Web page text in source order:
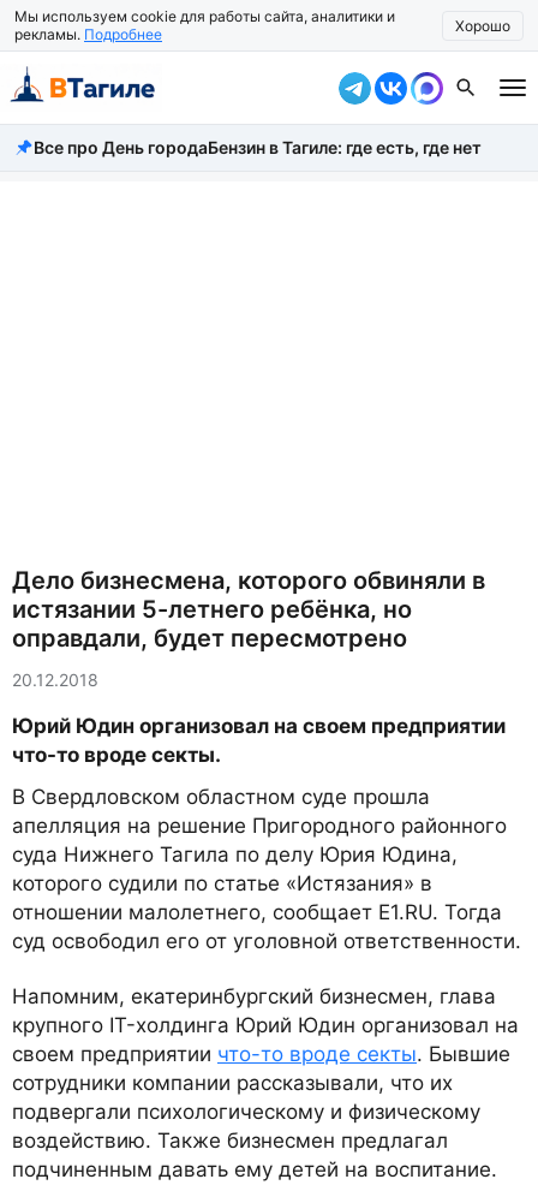
Мы используем cookie для работы сайта, аналитики и
рекламы. Подробнее Хорошо
Все новости
Все про День городаБензин в Тагиле: где есть, где нет
Дело бизнесмена, которого обвиняли в
истязании 5-летнего ребёнка, но
оправдали, будет пересмотрено
20.12.2018
Юрий Юдин организовал на своем предприятии
что-то вроде секты.
В Свердловском областном суде прошла
апелляция на решение Пригородного районного
суда Нижнего Тагила по делу Юрия Юдина,
которого судили по статье «Истязания» в
отношении малолетнего, сообщает E1.RU. Тогда
суд освободил его от уголовной ответственности.
Напомним, екатеринбургский бизнесмен, глава
крупного IT-холдинга Юрий Юдин организовал на
своем предприятии что-то вроде секты. Бывшие
сотрудники компании рассказывали, что их
подвергали психологическому и физическому
воздействию. Также бизнесмен предлагал
подчиненным давать ему детей на воспитание.